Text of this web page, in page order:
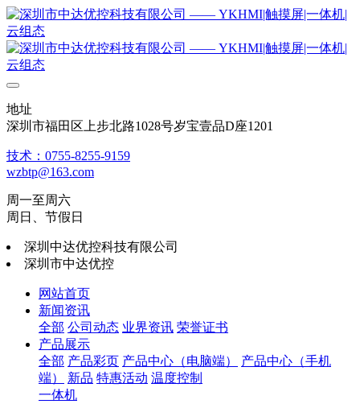
地址
深圳市福田区上步北路1028号岁宝壹品D座1201
技术：0755-8255-9159
wzbtp@163.com
周一至周六
周日、节假日
深圳中达优控科技有限公司
深圳市中达优控
网站首页
新闻资讯
全部 公司动态 业界资讯 荣誉证书
产品展示
全部 产品彩页 产品中心（电脑端）
产品中心（手机
端）
新品 特惠活动 温度控制
一体机